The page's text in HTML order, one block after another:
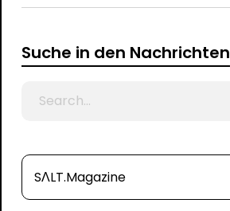
Suche in den Nachrichten
SΛLT.Magazine